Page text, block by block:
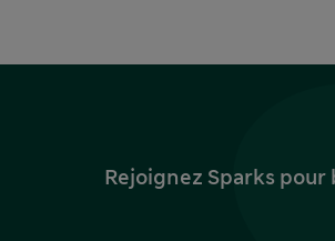
Rejoignez Sparks